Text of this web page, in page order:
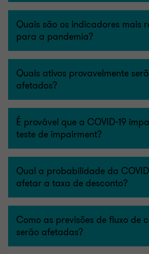
Quais são os indicadores mais
para a pandemia?
Quais ativos provavelmente
afetados?
É provável que a COVID-19
teste de impairment?
Qual a probabilidade da
afetar a taxa de desconto?
Como as previsões de fluxo de
serão afetadas?